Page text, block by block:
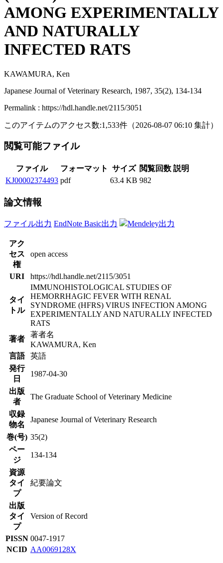
AMONG EXPERIMENTALLY
AND NATURALLY
INFECTED RATS
KAWAMURA, Ken
Japanese Journal of Veterinary Research, 1987, 35(2), 134-134
Permalink : https://hdl.handle.net/2115/3051
このアイテムのアクセス数:1,533件 （2026-08-07 06:10 集計）
閲覧可能ファイル
ファイル フォーマット サイズ 閲覧回数 説明
KJ00002374493 pdf 63.4 KB 982
論文情報
ファイル出力 EndNote Basic出力 Mendeley出力
アク
セス
権
open access
URI https://hdl.handle.net/2115/3051
タイ
トル
IMMUNOHISTOLOGICAL STUDIES OF
HEMORRHAGIC FEVER WITH RENAL
SYNDROME (HFRS) VIRUS INFECTION AMONG
EXPERIMENTALLY AND NATURALLY INFECTED
RATS
著者
著者名
KAWAMURA, Ken
言語
英語
発行
日
1987-04-30
出版
者
The Graduate School of Veterinary Medicine
収録
物名
Japanese Journal of Veterinary Research
巻(号) 35(2)
ペー
ジ
134-134
資源
タイ
プ
紀要論文
出版
タイ
プ
Version of Record
PISSN 0047-1917
NCID AA0069128X